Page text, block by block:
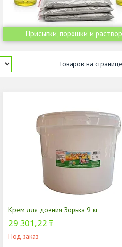
Присыпки, порошки и
Крем для доения Зорька 9 кг
29 301,22 ₸
Под заказ